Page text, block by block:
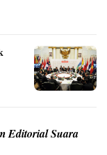
Editorial Suara